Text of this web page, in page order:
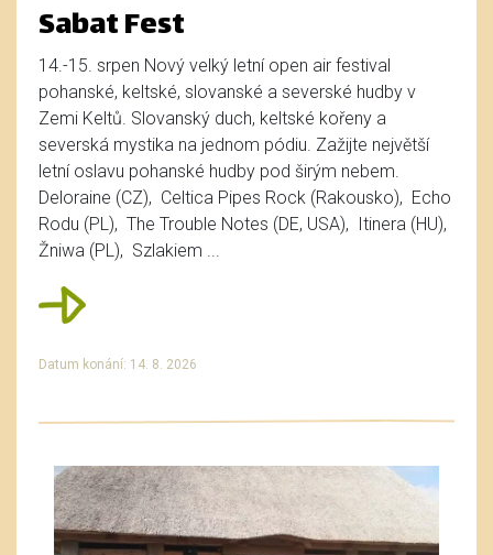
Sabat Fest
14.-15. srpen Nový velký letní open air festival
pohanské, keltské, slovanské a severské hudby v
Zemi Keltů. Slovanský duch, keltské kořeny a
severská mystika na jednom pódiu. Zažijte největší
letní oslavu pohanské hudby pod širým nebem.
Deloraine (CZ), Celtica Pipes Rock (Rakousko), Echo
Rodu (PL), The Trouble Notes (DE, USA), Itinera (HU),
Žniwa (PL), Szlakiem ...
Datum konání: 14. 8. 2026